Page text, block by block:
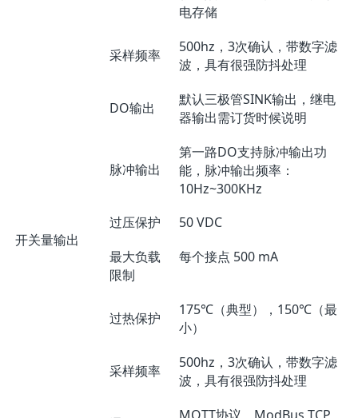
电存储
采样频率
500hz，3次确认，带数字滤
波，具有很强防抖处理
开关量输出
DO输出
默认三极管SINK输出，继电
器输出需订货时候说明
脉冲输出
第一路DO支持脉冲输出功
能，脉冲输出频率：
10Hz~300KHz
过压保护
50 VDC
最大负载
限制
每个接点 500 mA
过热保护
175℃（典型），150℃（最
小）
采样频率
500hz，3次确认，带数字滤
波，具有很强防抖处理